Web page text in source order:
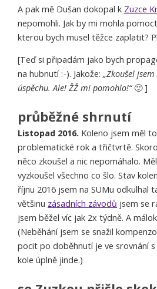
A pak mě Dušan dokopal k Zuzce
nepomohli. Jak by mi mohla
kterou bych musel těžce zaplatit?
[Teď si připadám jako bych
na hubnutí :-). Jakože: „Zkoušel jsem
úspěchu. Ale! ŽŽ mi pomohlo!“🙂 ]
průběžné shrnutí
Listopad 2016. Koleno jsem měl
problematické rok a třičtvrtě.
něco zkoušel a nic nepomáhalo.
vyzkoušel všechno co šlo. Stav
říjnu 2016 jsem na SUMu odkulhal
většinu zásadních závodů jsem se
jsem běžel víc jak 2x týdně. A
(Neběhání jsem se snažil
pocit po doběhnutí je ve srovnání
kole úplně jinde.)